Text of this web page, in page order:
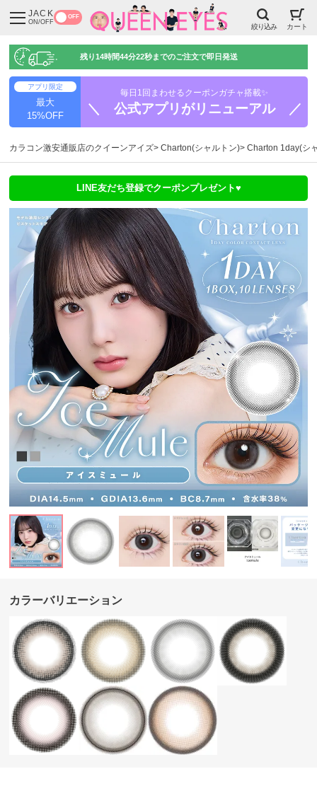
JACK
ON/OFF
OFF
絞り込み カート
残り14時間44分22秒までのご注文で即日発送
アプリ限定
最大
15%OFF
毎日1回まわせるクーポンガチャ搭載✨
＼ 公式アプリがリニューアル ／
カラコン激安通販店のクイーンアイズ Charton(シャルトン) Charton 1day(シ
LINE友だち登録でクーポンプレゼント♥
カラーバリエーション